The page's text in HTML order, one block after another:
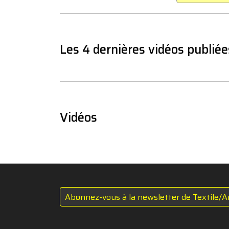
Les 4 dernières vidéos
Vidéos
Abonnez-vous à la newsletter de Textile/